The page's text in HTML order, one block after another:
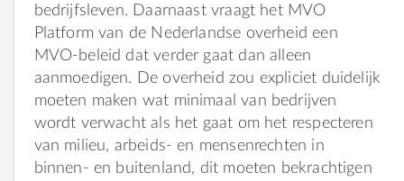
bedrijfsleven. Daarnaast vraagt het MVO
Platform van de Nederlandse overheid een
MVO-beleid dat verder gaat dan alleen
aanmoedigen. De overheid zou expliciet duidelijk
moeten maken wat minimaal van bedrijven
wordt verwacht als het gaat om het respecteren
van milieu, arbeids- en mensenrechten in
binnen- en buitenland, dit moeten bekrachtigen